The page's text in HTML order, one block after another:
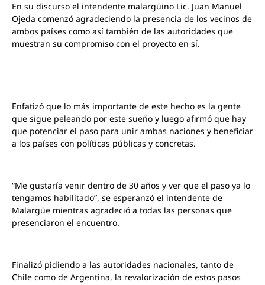
En su discurso el intendente malargüino Lic. Juan Manuel
Ojeda comenzó agradeciendo la presencia de los vecinos de
ambos países como así también de las autoridades que
muestran su compromiso con el proyecto en sí.
Enfatizó que lo más importante de este hecho es la gente
que sigue peleando por este sueño y luego afirmó que hay
que potenciar el paso para unir ambas naciones y beneficiar
a los países con políticas públicas y concretas.
“Me gustaría venir dentro de 30 años y ver que el paso ya lo
tengamos habilitado”, se esperanzó el intendente de
Malargüe mientras agradeció a todas las personas que
presenciaron el encuentro.
Finalizó pidiendo a las autoridades nacionales, tanto de
Chile como de Argentina, la revalorización de estos pasos